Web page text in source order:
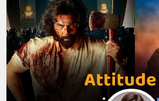
shayari
1100+ Attitude
2 years ago Add Comment